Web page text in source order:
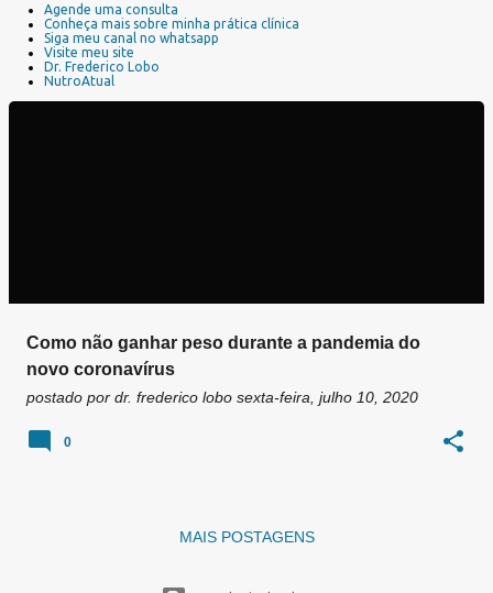
g
Agende uma consulta
Conheça mais sobre minha prática clínica
Siga meu canal no whatsapp
Visite meu site
Dr. Frederico Lobo
NutroAtual
Como não ganhar peso durante a pandemia do
novo coronavírus
postado por dr. frederico lobo sexta-feira, julho 10, 2020
0
MAIS POSTAGENS